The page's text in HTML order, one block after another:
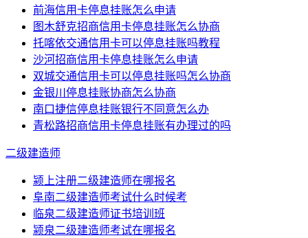
前海信用卡停息挂账怎么申请
图木舒克招商信用卡停息挂账怎么协商
托喀依交通信用卡可以停息挂账吗教程
沙河招商信用卡停息挂账怎么申请
双城交通信用卡可以停息挂账吗怎么协商
金银川停息挂账协商怎么协商
南口捷信停息挂账银行不同意怎么办
青松路招商信用卡停息挂账有办理过的吗
二级建造师
颍上注册二级建造师在哪报名
阜南二级建造师考试什么时候考
临泉二级建造师证书培训班
颍泉二级建造师考试在哪报名